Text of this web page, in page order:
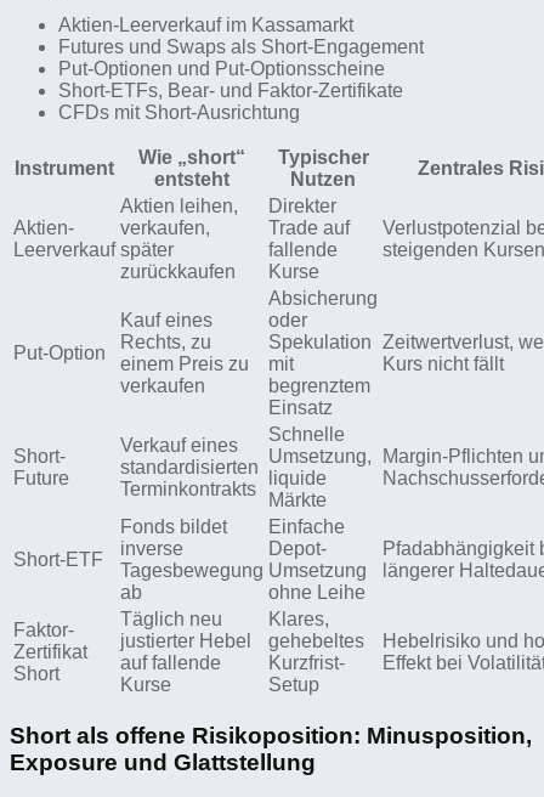
Aktien-Leerverkauf im Kassamarkt
Futures und Swaps als Short-Engagement
Put-Optionen und Put-Optionsscheine
Short-ETFs, Bear- und Faktor-Zertifikate
CFDs mit Short-Ausrichtung
Instrument
Wie „short“
entsteht
Typischer
Nutzen
Zentrales
Aktien-
Leerverkauf
Aktien leihen,
verkaufen,
später
zurückkaufen
Direkter
Trade auf
fallende
Kurse
Verlustpotenzial
steigenden Kursen
Put-Option
Kauf eines
Rechts, zu
einem Preis zu
verkaufen
Absicherung
oder
Spekulation
mit
begrenztem
Einsatz
Zeitwertverlust,
Kurs nicht fällt
Short-
Future
Verkauf eines
standardisierten
Terminkontrakts
Schnelle
Umsetzung,
liquide
Märkte
Margin-Pflichten
Short-ETF
Fonds bildet
inverse
Tagesbewegung
ab
Einfache
Depot-
Umsetzung
ohne Leihe
Pfadabhängigkeit
längerer
Faktor-
Zertifikat
Short
Täglich neu
justierter Hebel
auf fallende
Kurse
Klares,
gehebeltes
Kurzfrist-
Setup
Hebelrisiko und
Effekt bei
Short als offene Risikoposition: Minusposition,
Exposure und Glattstellung